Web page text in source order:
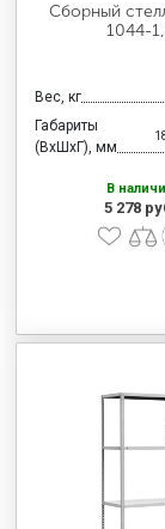
Сборный
1044-
Вес, кг
Габариты
(ВхШхГ), мм
В
5 278